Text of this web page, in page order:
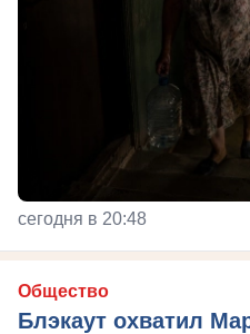
сегодня в 20:48
Общество
Блэкаут охватил